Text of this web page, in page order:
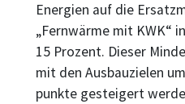
Energien auf die
„Fernwärme mit KWK“
15 Prozent. Dieser
mit den Ausbauzielen
punkte gesteigert